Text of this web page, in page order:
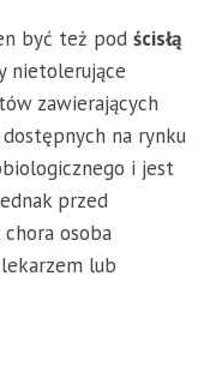
być też pod ścisłą
nietolerujące
zawierających
na rynku
i jest
przed
osoba
lub